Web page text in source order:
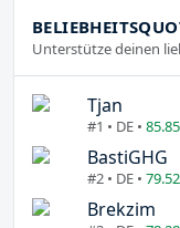
Unterstütze deinen
Tjan
#1 • DE •
BastiGHG
#2 • DE •
Brekzim